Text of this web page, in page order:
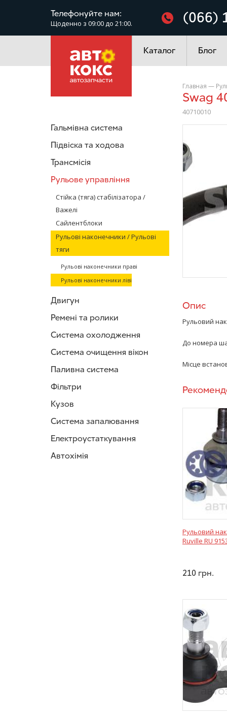
Телефонуйте нам:
Щоденно з 09:00 до 21:00. (066)
Каталог
Електроустаткування
Блог
Гальмівна система
Підвіска та ходова
Трансмісія
Рульове управління
Стійка (тяга) стабілізатора /
Важелі
Сайлентблоки
Рульові наконечники / Рульові
тяги
Рульові наконечники праві
Рульові наконечники ліві
Двигун
Ремені та ролики
Система охолодження
Система очищення вікон
Паливна система
Фільтри
Кузов
Система запалювання
Електроустаткування
Автохімія
Главная —
Swag
40710010
Опис
Рульовий
До номера
Місце
Рульовий
Ruville RU
210 грн.